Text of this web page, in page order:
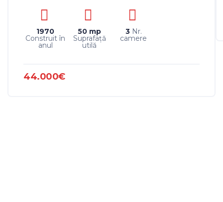
1970
Construit în
anul
50 mp
Suprafaţă
utilă
3 Nr.
camere
44.000€